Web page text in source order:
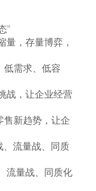
"
，存量博弈，
需求、低容
，让企业经营
新趋势，让企
流量战、同质
量战、同质化